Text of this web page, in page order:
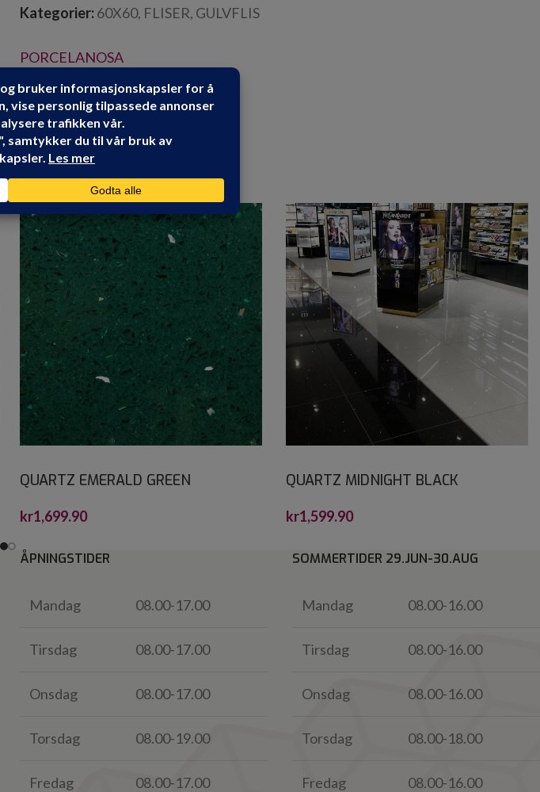
Kategorier:60X60, FLISER, GULVFLIS
PORCELANOSA
Share:
QUARTZ EMERALD GREEN
kr1,699.90
QUARTZ MIDNIGHT BLACK
kr1,599.90
ÅPNINGSTIDER
Mandag 08.00-17.00
Tirsdag 08.00-17.00
Onsdag 08.00-17.00
Torsdag 08.00-19.00
Fredag 08.00-17.00
SOMMERTIDER 29.JUN-30.AUG
Mandag 08.00-16.00
Tirsdag 08.00-16.00
Onsdag 08.00-16.00
Torsdag 08.00-18.00
Fredag 08.00-16.00